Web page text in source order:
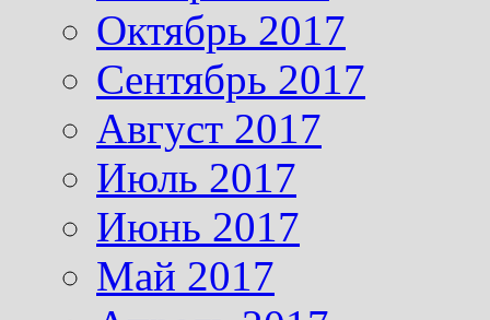
Октябрь 2017
Сентябрь 2017
Август 2017
Июль 2017
Июнь 2017
Май 2017